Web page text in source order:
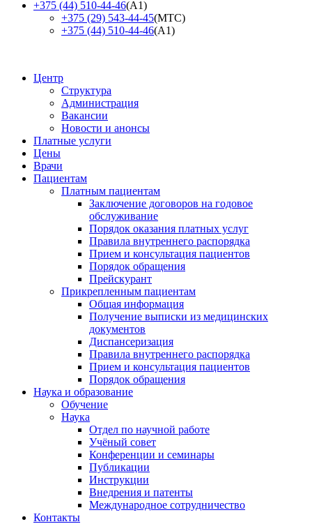
+375 (44) 510-44-46(А1)
+375 (29) 543-44-45(МТС)
+375 (44) 510-44-46(А1)
Центр
Структура
Администрация
Вакансии
Новости и анонсы
Платные услуги
Цены
Врачи
Пациентам
Платным пациентам
Заключение договоров на годовое
обслуживание
Порядок оказания платных услуг
Правила внутреннего распорядка
Прием и консультация пациентов
Порядок обращения
Прейскурант
Прикрепленным пациентам
Общая информация
Получение выписки из медицинских
документов
Диспансеризация
Правила внутреннего распорядка
Прием и консультация пациентов
Порядок обращения
Наука и образование
Обучение
Наука
Отдел по научной работе
Учёный совет
Конференции и семинары
Публикации
Инструкции
Внедрения и патенты
Международное сотрудничество
Контакты